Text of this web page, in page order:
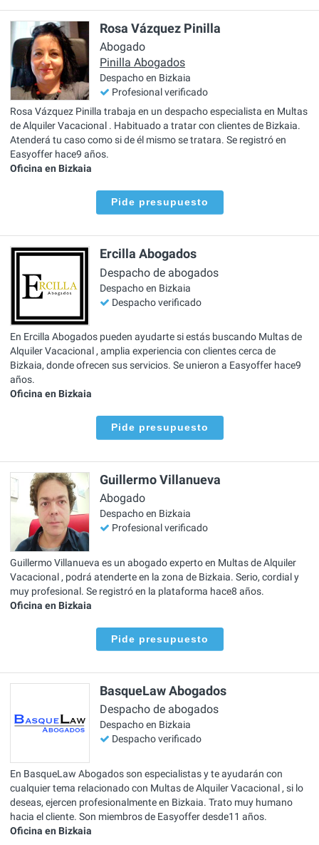
Rosa Vázquez Pinilla
Abogado
Pinilla Abogados
Despacho en Bizkaia
Profesional verificado
Rosa Vázquez Pinilla trabaja en un despacho especialista en Multas
de Alquiler Vacacional . Habituado a tratar con clientes de Bizkaia.
Atenderá tu caso como si de él mismo se tratara. Se registró en
Easyoffer hace9 años.
Oficina en Bizkaia
Pide presupuesto
Ercilla Abogados
Despacho de abogados
Despacho en Bizkaia
Despacho verificado
En Ercilla Abogados pueden ayudarte si estás buscando Multas de
Alquiler Vacacional , amplia experiencia con clientes cerca de
Bizkaia, donde ofrecen sus servicios. Se unieron a Easyoffer hace9
años.
Oficina en Bizkaia
Pide presupuesto
Guillermo Villanueva
Abogado
Despacho en Bizkaia
Profesional verificado
Guillermo Villanueva es un abogado experto en Multas de Alquiler
Vacacional , podrá atenderte en la zona de Bizkaia. Serio, cordial y
muy profesional. Se registró en la plataforma hace8 años.
Oficina en Bizkaia
Pide presupuesto
BasqueLaw Abogados
Despacho de abogados
Despacho en Bizkaia
Despacho verificado
En BasqueLaw Abogados son especialistas y te ayudarán con
cualquier tema relacionado con Multas de Alquiler Vacacional , si lo
deseas, ejercen profesionalmente en Bizkaia. Trato muy humano
hacia el cliente. Son miembros de Easyoffer desde11 años.
Oficina en Bizkaia